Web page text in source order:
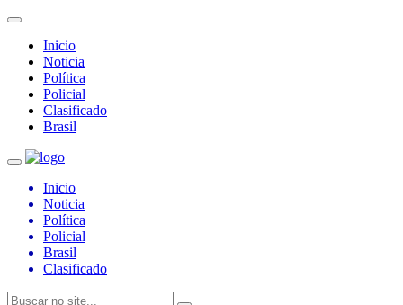
Inicio
Noticia
Política
Policial
Clasificado
Brasil
Inicio
Noticia
Política
Policial
Brasil
Clasificado